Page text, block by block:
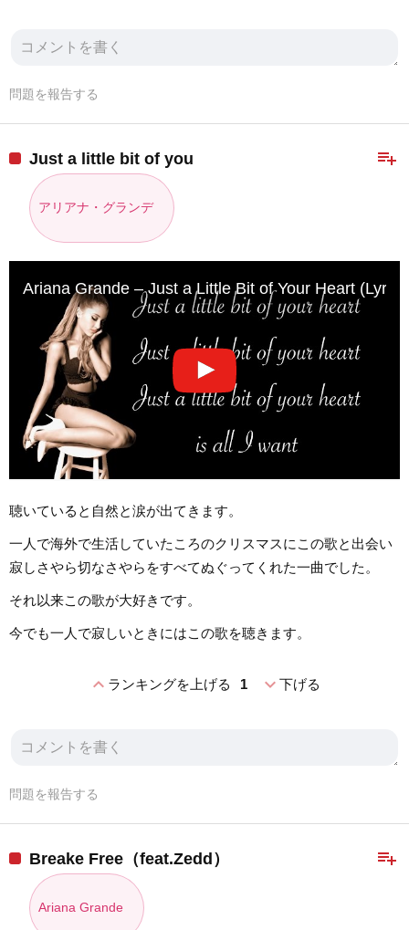
問題を報告する
playlist_add
Just a little bit of you
アリアナ・グランデ
Ariana Grande – Just a Little Bit of Your Heart
聴いていると自然と涙が出てきます。
一人で海外で生活していたころのクリスマスにこの歌と出会い
寂しさやら切なさやらをすべてぬぐってくれた一曲でした。
それ以来この歌が大好きです。
今でも一人で寂しいときにはこの歌を聴きます。
expand_lessランキングを上げる 1 expand_more下げる
問題を報告する
playlist_add
Breake Free（feat.Zedd）
Ariana Grande